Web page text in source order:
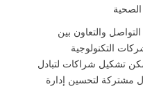
والتعاون بين
التكنولوجية
تشكيل شراكات لتبادل
مشتركة لتحسين إدارة